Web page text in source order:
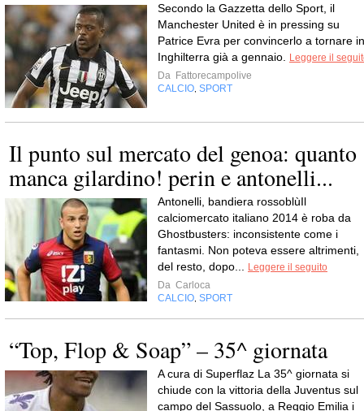
Secondo la Gazzetta dello Sport, il
Manchester United è in pressing su
Patrice Evra per convincerlo a tornare in
Inghilterra già a gennaio.
Leggere il
Da Fattorecampolive
CALCIO SPORT
Il punto sul mercato del genoa: quanto
manca gilardino! perin e antonelli...
Antonelli, bandiera rossoblùIl
calciomercato italiano 2014 è roba da
Ghostbusters: inconsistente come i
fantasmi. Non poteva essere altrimenti,
del resto, dopo...
Leggere il seguito
Da Carloca
CALCIO SPORT
“Top, Flop & Soap” – 35^ giornata
A cura di Superflaz La 35^ giornata si
chiude con la vittoria della Juventus sul
campo del Sassuolo, a Reggio Emilia i